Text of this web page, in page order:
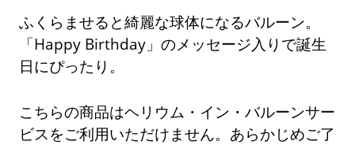
ふくらませると綺麗な球体になるバルーン。
「Happy Birthday」のメッセージ入りで誕生
日にぴったり。
こちらの商品はヘリウム・イン・バルーンサー
ビスをご利用いただけません。あらかじめご了